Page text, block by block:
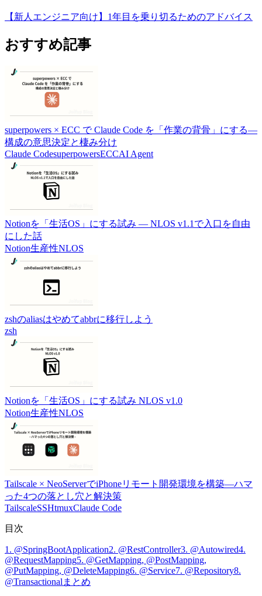
【新人エンジニア向け】1年目を乗り切るためのアドバイス
おすすめ記事
superpowers × ECC で Claude Code を「作業の背骨」にする―
構成の意思決定と棲み分け
Claude CodesuperpowersECCAI Agent
Notionを「生活OS」にする試み ― NLOS v1.1で入口を自由
にした話
Notion生産性NLOS
zshのaliasはやめてabbrに移行しよう
zsh
Notionを「生活OS」にする試み NLOS v1.0
Notion生産性NLOS
Tailscale × NeoServerでiPhoneリモート開発環境を構築―ハマ
った4つの落とし穴と解決策
TailscaleSSHtmuxClaude Code
目次
1. @SpringBootApplication2. @RestController3. @Autowired4.
@RequestMapping5. @GetMapping, @PostMapping,
@PutMapping, @DeleteMapping6. @Service7. @Repository8.
@Transactional まとめ